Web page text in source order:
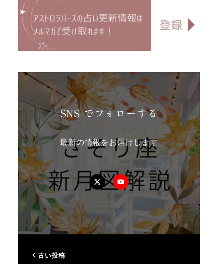
SNS でフォローする
最新の情報をお届けします
TwitterYouTube
古い投稿